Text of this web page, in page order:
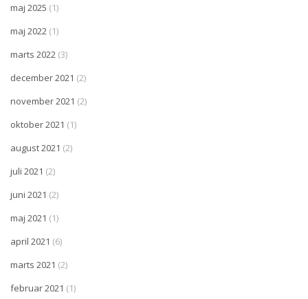
maj 2025 (1)
maj 2022 (1)
marts 2022 (3)
december 2021 (2)
november 2021 (2)
oktober 2021 (1)
august 2021 (2)
juli 2021 (2)
juni 2021 (2)
maj 2021 (1)
april 2021 (6)
marts 2021 (2)
februar 2021 (1)